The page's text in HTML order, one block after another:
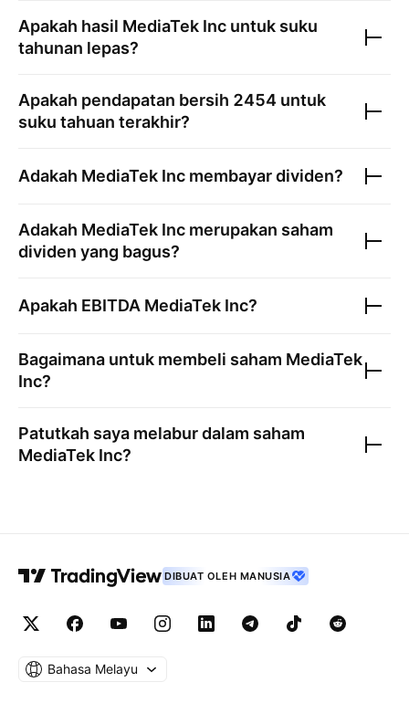
Apakah hasil MediaTek Inc untuk suku
tahunan lepas?
Apakah pendapatan bersih 2454 untuk
suku tahuan terakhir?
Adakah MediaTek Inc membayar dividen?
Adakah MediaTek Inc merupakan saham
dividen yang bagus?
Apakah EBITDA MediaTek Inc?
Bagaimana untuk membeli saham MediaTek
Inc?
Patutkah saya melabur dalam saham
MediaTek Inc?
DIBUAT OLEH MANUSIA
Bahasa Melayu